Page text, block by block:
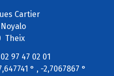
Cartier
Theix
97 47 02 01
° , -2,7067867 °